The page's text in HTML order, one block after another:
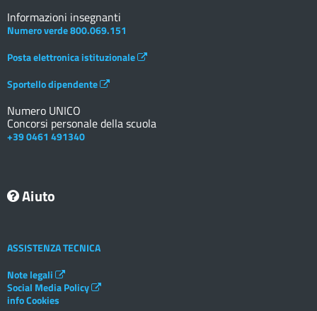
Informazioni insegnanti
Numero verde 800.069.151
Posta elettronica istituzionale
Sportello dipendente
Numero UNICO
Concorsi personale della scuola
+39 0461 491340
Aiuto
ASSISTENZA TECNICA
Note legali
Social Media Policy
info Cookies